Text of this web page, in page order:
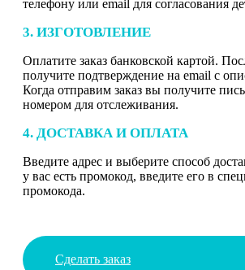
телефону или email для согласования
3. ИЗГОТОВЛЕНИЕ
Оплатите заказ банковской картой.
получите подтверждение на email с
Когда отправим заказ вы получите
номером для отслеживания.
4. ДОСТАВКА И ОПЛАТА
Введите адрес и выберите способ
у вас есть промокод, введите его в
промокода.
Сделать заказ